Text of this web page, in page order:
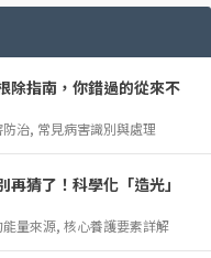
除指南，你錯過的從來不
防治, 常見病害識別與處理
猜了！科學化「造光」
量來源, 核心養護要素詳解